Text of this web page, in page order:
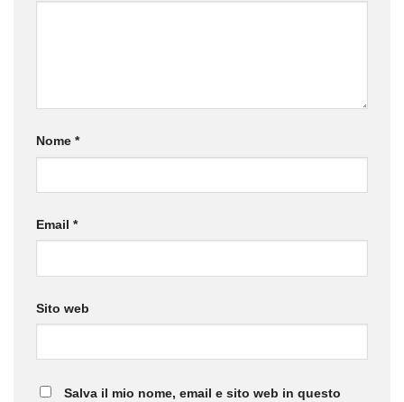
Nome *
Email *
Sito web
Salva il mio nome, email e sito web in questo